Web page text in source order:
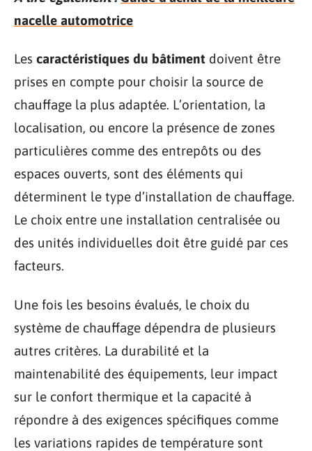
nacelle automotrice
Les caractéristiques du bâtiment doivent être
prises en compte pour choisir la source de
chauffage la plus adaptée. L’orientation, la
localisation, ou encore la présence de zones
particulières comme des entrepôts ou des
espaces ouverts, sont des éléments qui
déterminent le type d’installation de chauffage.
Le choix entre une installation centralisée ou
des unités individuelles doit être guidé par ces
facteurs.
Une fois les besoins évalués, le choix du
système de chauffage dépendra de plusieurs
autres critères. La durabilité et la
maintenabilité des équipements, leur impact
sur le confort thermique et la capacité à
répondre à des exigences spécifiques comme
les variations rapides de température sont